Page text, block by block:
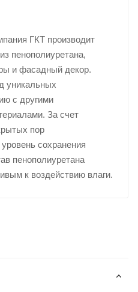
ГКТ производит
пенополиуретана,
и фасадный декор.
уникальных
с другими
За счет
пор
сохранения
пенополиуретана
к воздействию влаги.